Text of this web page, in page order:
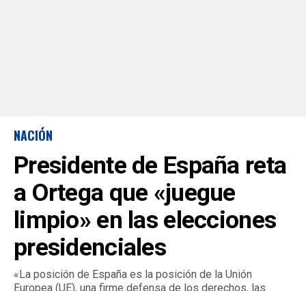
NACIÓN
Presidente de España reta
a Ortega que «juegue
limpio» en las elecciones
presidenciales
«La posición de España es la posición de la Unión
Europea (UE), una firme defensa de los derechos, las